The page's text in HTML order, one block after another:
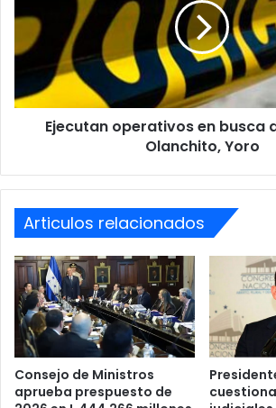
droga
Olanchito,
Yoro
Ejecutan operativos en busca
Olanchito, Yoro
Articulos relacionados
Consejo de Ministros
aprueba prespuesto de